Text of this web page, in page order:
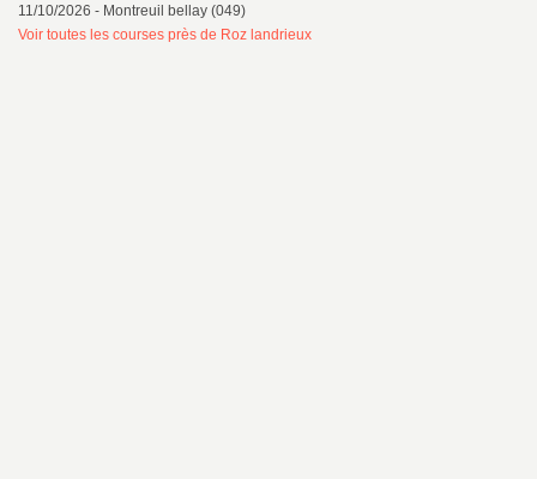
11/10/2026 - Montreuil bellay (049)
Voir toutes les courses près de Roz landrieux